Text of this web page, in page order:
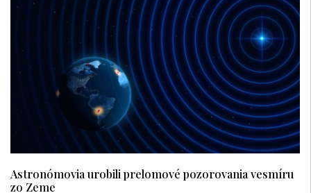
Astronómovia urobili prelomové pozorovania vesmíru
zo Zeme